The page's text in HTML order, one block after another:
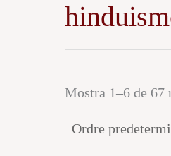
Mostra 1–6 de 67